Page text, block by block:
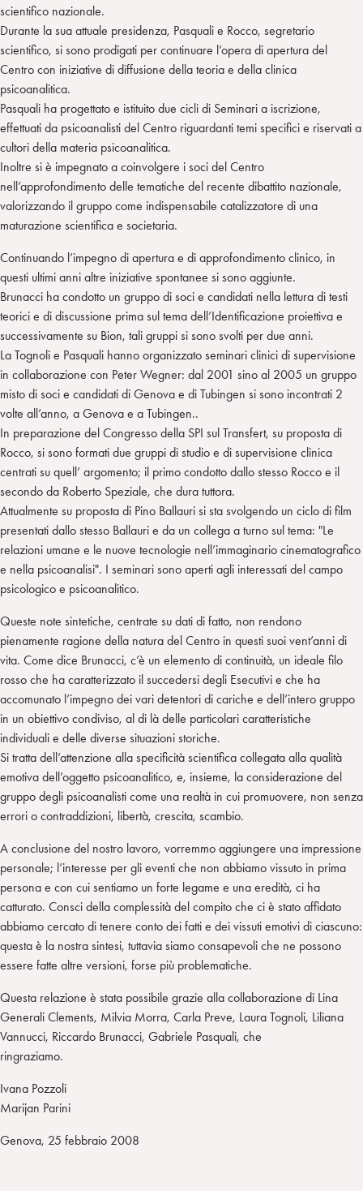
scientifico nazionale.
Durante la sua attuale presidenza, Pasquali e Rocco, segretario
scientifico, si sono prodigati per continuare l’opera di apertura del
Centro con iniziative di diffusione della teoria e della clinica
psicoanalitica.
Pasquali ha progettato e istituito due cicli di Seminari a iscrizione,
effettuati da psicoanalisti del Centro riguardanti temi specifici e riservati a
cultori della materia psicoanalitica.
Inoltre si è impegnato a coinvolgere i soci del Centro
nell’approfondimento delle tematiche del recente dibattito nazionale,
valorizzando il gruppo come indispensabile catalizzatore di una
maturazione scientifica e societaria.
Continuando l’impegno di apertura e di approfondimento clinico, in
questi ultimi anni altre iniziative spontanee si sono aggiunte.
Brunacci ha condotto un gruppo di soci e candidati nella lettura di testi
teorici e di discussione prima sul tema dell’Identificazione proiettiva e
successivamente su Bion, tali gruppi si sono svolti per due anni.
La Tognoli e Pasquali hanno organizzato seminari clinici di supervisione
in collaborazione con Peter Wegner: dal 2001 sino al 2005 un gruppo
misto di soci e candidati di Genova e di Tubingen si sono incontrati 2
volte all’anno, a Genova e a Tubingen..
In preparazione del Congresso della SPI sul Transfert, su proposta di
Rocco, si sono formati due gruppi di studio e di supervisione clinica
centrati su quell’ argomento; il primo condotto dallo stesso Rocco e il
secondo da Roberto Speziale, che dura tuttora.
Attualmente su proposta di Pino Ballauri si sta svolgendo un ciclo di film
presentati dallo stesso Ballauri e da un collega a turno sul tema: "Le
relazioni umane e le nuove tecnologie nell’immaginario cinematografico
e nella psicoanalisi". I seminari sono aperti agli interessati del campo
psicologico e psicoanalitico.
Queste note sintetiche, centrate su dati di fatto, non rendono
pienamente ragione della natura del Centro in questi suoi vent’anni di
vita. Come dice Brunacci, c’è un elemento di continuità, un ideale filo
rosso che ha caratterizzato il succedersi degli Esecutivi e che ha
accomunato l’impegno dei vari detentori di cariche e dell’intero gruppo
in un obiettivo condiviso, al di là delle particolari caratteristiche
individuali e delle diverse situazioni storiche.
Si tratta dell’attenzione alla specificità scientifica collegata alla qualità
emotiva dell’oggetto psicoanalitico, e, insieme, la considerazione del
gruppo degli psicoanalisti come una realtà in cui promuovere, non senza
errori o contraddizioni, libertà, crescita, scambio.
A conclusione del nostro lavoro, vorremmo aggiungere una impressione
personale; l’interesse per gli eventi che non abbiamo vissuto in prima
persona e con cui sentiamo un forte legame e una eredità, ci ha
catturato. Consci della complessità del compito che ci è stato affidato
abbiamo cercato di tenere conto dei fatti e dei vissuti emotivi di ciascuno:
questa è la nostra sintesi, tuttavia siamo consapevoli che ne possono
essere fatte altre versioni, forse più problematiche.
Questa relazione è stata possibile grazie alla collaborazione di Lina
Generali Clements, Milvia Morra, Carla Preve, Laura Tognoli, Liliana
Vannucci, Riccardo Brunacci, Gabriele Pasquali, che
ringraziamo.
Ivana Pozzoli
Marijan Parini
Genova, 25 febbraio 2008